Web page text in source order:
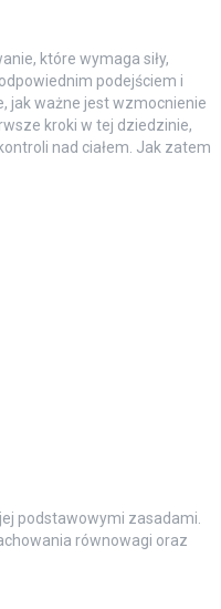
które wymaga siły,
podejściem i
jak ważne jest wzmocnienie
kroki w tej dziedzinie,
nad ciałem. Jak zatem
podstawowymi zasadami.
równowagi oraz